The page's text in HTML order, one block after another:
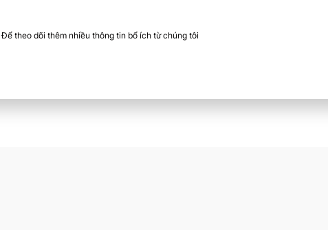
Để theo dõi thêm nhiều thông tin bổ ích từ chúng tôi​